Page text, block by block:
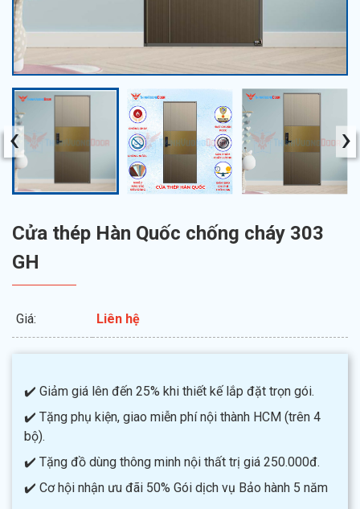
‹ ›
Cửa thép Hàn Quốc chống cháy 303
GH
Giá: Liên hệ
✔️ Giảm giá lên đến 25% khi thiết kế lắp đặt trọn gói.
✔️ Tặng phụ kiện, giao miễn phí nội thành HCM (trên 4
bộ).
✔️ Tặng đồ dùng thông minh nội thất trị giá 250.000đ.
✔️ Cơ hội nhận ưu đãi 50% Gói dịch vụ Bảo hành 5 năm